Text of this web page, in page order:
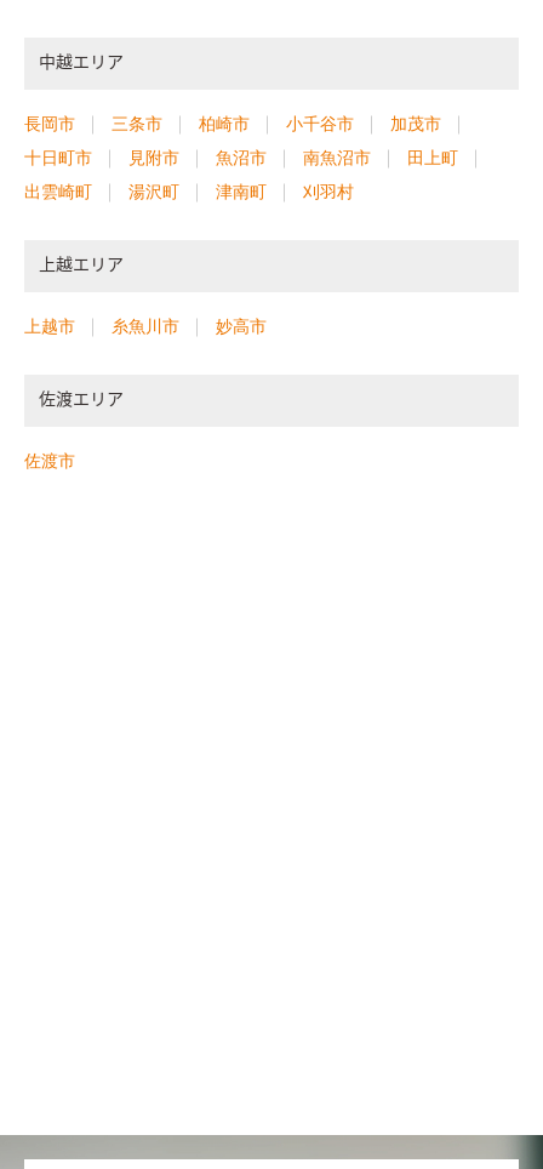
中越エリア
長岡市 三条市 柏崎市 小千谷市
加茂市
十日町市
見附市 魚沼市 南魚沼市
田上町
出雲崎町
湯沢町 津南町 刈羽村
上越エリア
上越市 糸魚川市 妙高市
佐渡エリア
佐渡市